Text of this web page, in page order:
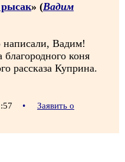
» (Вадим
Вадим!
благородного коня
рассказа Куприна.
•
Заявить о